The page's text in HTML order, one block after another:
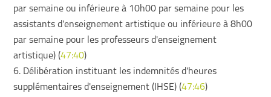
par semaine ou inférieure à 10h00 par semaine pour les
assistants d'enseignement artistique ou inférieure à 8h00
par semaine pour les professeurs d'enseignement
artistique) (47:40)
6. Délibération instituant les indemnités d'heures
supplémentaires d'enseignement (IHSE) (47:46)